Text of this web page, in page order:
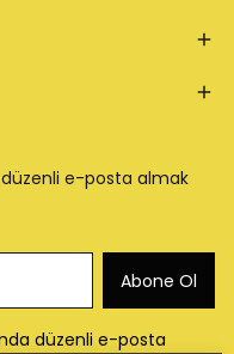
e-posta almak
Abone Ol
düzenli e-posta